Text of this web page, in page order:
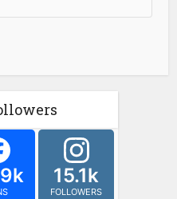
15.1k
FOLLOWERS